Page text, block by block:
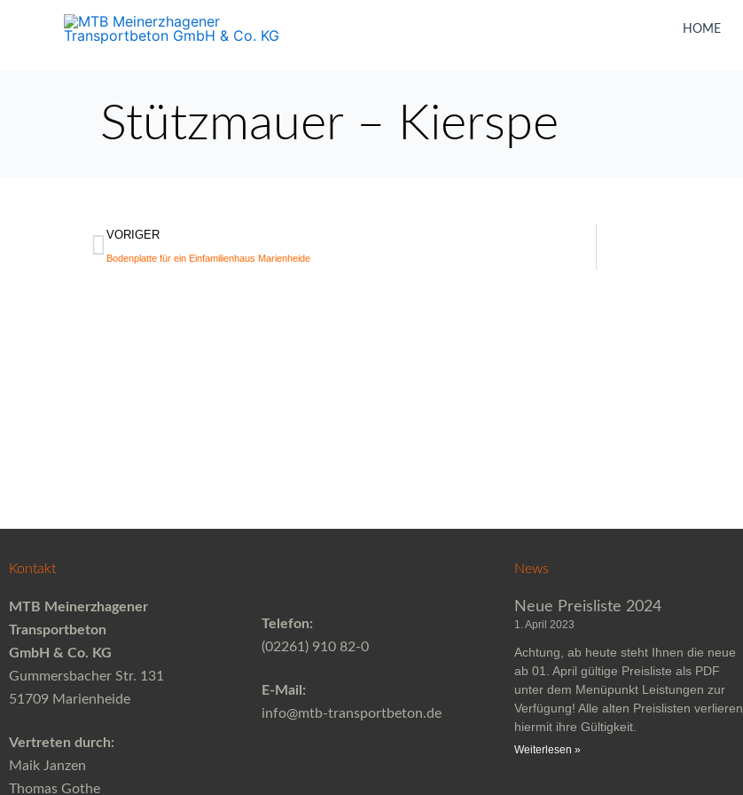
HOME
Stützmauer – Kierspe
Zurück
VORIGER
Bodenplatte für ein Einfamilienhaus Marienheide
Kontakt
MTB Meinerzhagener
Transportbeton
GmbH & Co. KG
Gummersbacher Str. 131
51709 Marienheide
Vertreten durch:
Maik Janzen
Thomas Gothe
Telefon:
(02261) 910 82-0
E-Mail:
info@mtb-transportbeton.de
News
Neue Preisliste 2024
1. April 2023
Achtung, ab heute steht Ihnen die neue
ab 01. April gültige Preisliste als PDF
unter dem Menüpunkt Leistungen zur
Verfügung! Alle alten Preislisten verlieren
hiermit ihre Gültigkeit.
Weiterlesen »